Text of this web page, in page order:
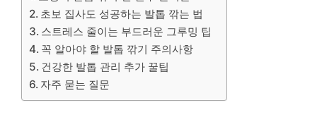
초보 집사도 성공하는 발톱 깎는 법
스트레스 줄이는 부드러운 그루밍 팁
꼭 알아야 할 발톱 깎기 주의사항
건강한 발톱 관리 추가 꿀팁
자주 묻는 질문